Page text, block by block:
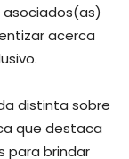
acerca
distinta sobre
que destaca
para brindar